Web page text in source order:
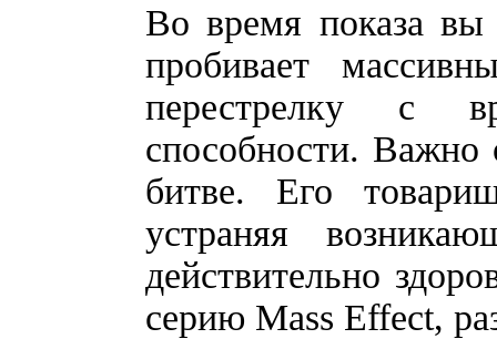
Во время показа вы
пробивает
перестрелку с
способности.
битве. Его
устраняя
действительно
серию Mass Effect,